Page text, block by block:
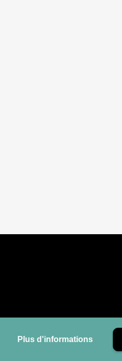
Plus d'informations